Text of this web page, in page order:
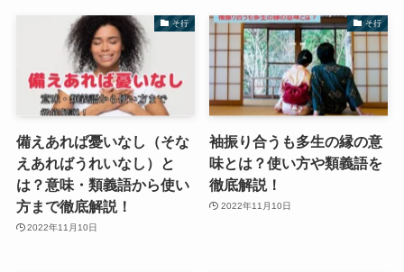
そ行
備えあれば憂いなし（そな
えあればうれいなし）と
は？意味・類義語から使い
方まで徹底解説！
2022年11月10日
そ行
袖振り合うも多生の縁の意
味とは？使い方や類義語を
徹底解説！
2022年11月10日